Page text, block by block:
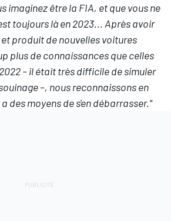
imaginez être la FIA, et que vous ne
toujours là en 2023... Après avoir
produit de nouvelles voitures
plus de connaissances que celles
– il était très difficile de simuler
–, nous reconnaissons en
des moyens de s'en débarrasser."